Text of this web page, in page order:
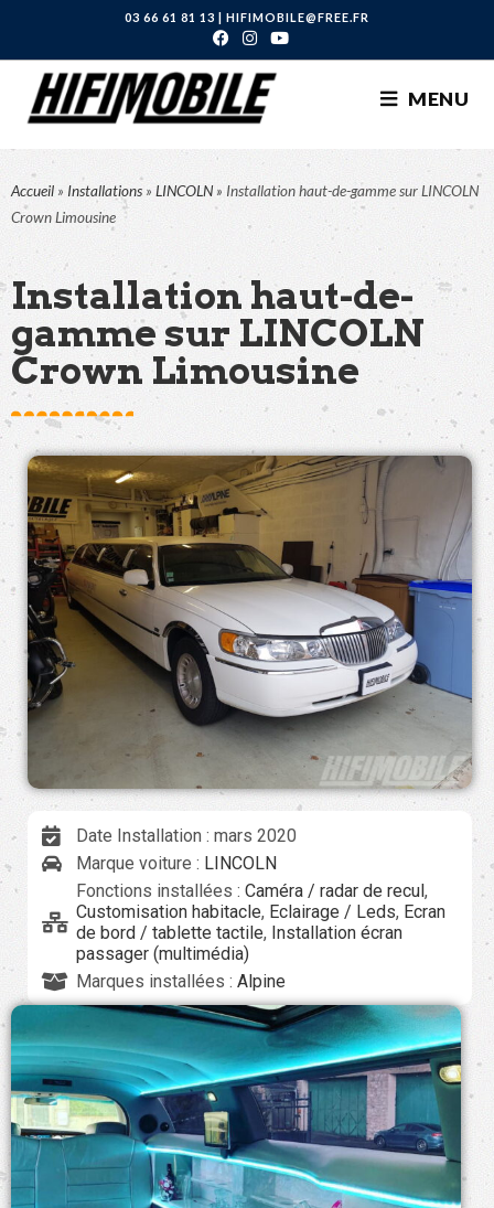
03 66 61 81 13 | HIFIMOBILE@FREE.FR
MENU
Accueil » Installations » LINCOLN» Installation haut-de-gamme sur LINCOLN
Crown Limousine
Installation haut-de-
gamme sur LINCOLN
Crown Limousine
Date Installation : mars 2020
Marque voiture : LINCOLN
Fonctions installées : Caméra / radar de recul,
Customisation habitacle, Eclairage / Leds, Ecran
de bord / tablette tactile, Installation écran
passager (multimédia)
Marques installées : Alpine